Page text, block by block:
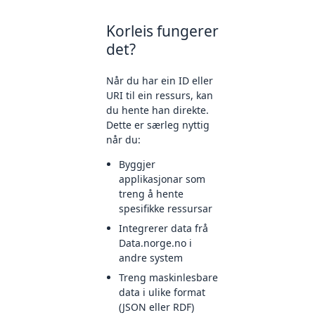
Korleis fungerer
det?
Når du har ein ID eller
URI til ein ressurs, kan
du hente han direkte.
Dette er særleg nyttig
når du:
Byggjer
applikasjonar som
treng å hente
spesifikke ressursar
Integrerer data frå
Data.norge.no i
andre system
Treng maskinlesbare
data i ulike format
(JSON eller RDF)